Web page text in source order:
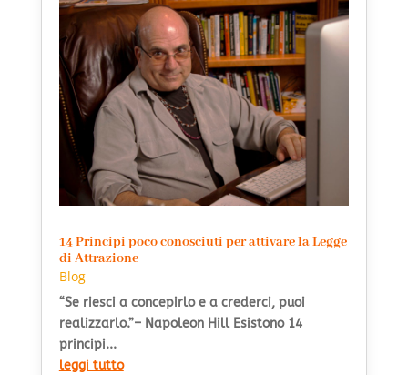
14 Principi poco conosciuti per attivare la Legge
di Attrazione
Blog
“Se riesci a concepirlo e a crederci, puoi
realizzarlo.”– Napoleon Hill Esistono 14
principi...
leggi tutto